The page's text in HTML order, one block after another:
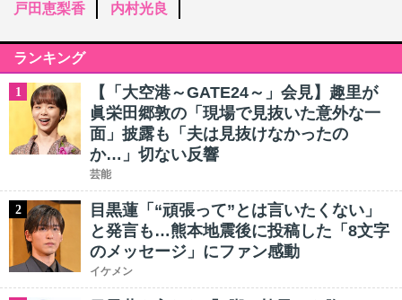
戸田恵梨香
内村光良
ランキング
1
【「大空港～GATE24～」会見】趣里が
眞栄田郷敦の「現場で見抜いた意外な一
面」披露も「夫は見抜けなかったの
か…」切ない反響
芸能
2
目黒蓮「“頑張って”とは言いたくない」
と発言も…熊本地震後に投稿した「8文字
のメッセージ」にファン感動
イケメン